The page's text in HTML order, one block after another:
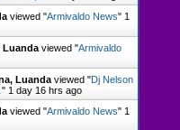
viewed "Armivaldo News" 1
Luanda viewed "Armivaldo
Luanda viewed "Dj Nelson
" 1 day 16 hrs ago
viewed "Armivaldo News" 1